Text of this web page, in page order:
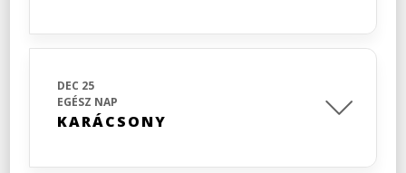
DEC 25
EGÉSZ NAP
KARÁCSONY